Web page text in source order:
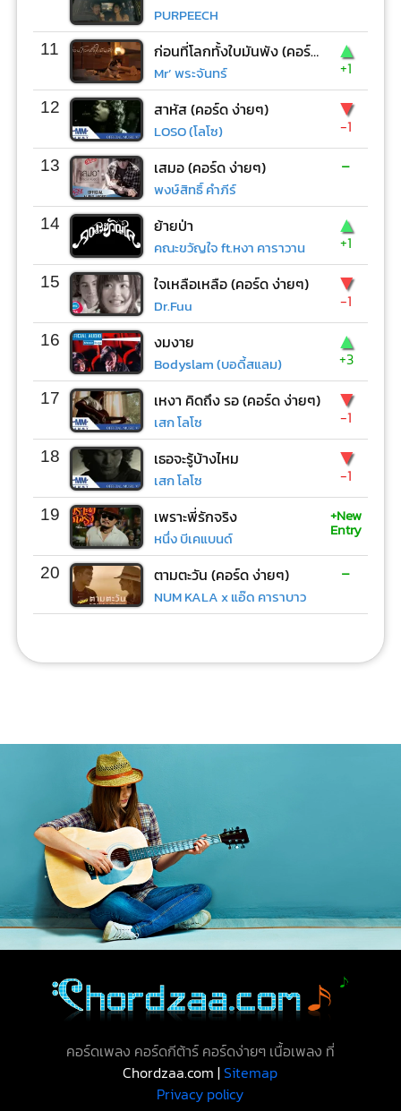
PURPEECH
11 ก่อนที่โลกทั้งใบมันพัง (คอร์ด ง่ายๆ)
Mr’ พระจันทร์
▲
+1
12 สาหัส (คอร์ด ง่ายๆ)
LOSO (โลโซ)
▼
-1
13 เสมอ (คอร์ด ง่ายๆ)
พงษ์สิทธิ์ คำภีร์
-
14 ย้ายป่า
คณะขวัญใจ ft.หงา คาราวาน
▲
+1
15 ใจเหลือเหลือ (คอร์ด ง่ายๆ)
Dr.Fuu
▼
-1
16 งมงาย
Bodyslam (บอดี้สแลม)
▲
+3
17 เหงา คิดถึง รอ (คอร์ด ง่ายๆ)
เสก โลโซ
▼
-1
18 เธอจะรู้บ้างไหม
เสก โลโซ
▼
-1
19 เพราะพี่รักจริง
หนึ่ง บีเคแบนด์
+New
Entry
20 ตามตะวัน (คอร์ด ง่ายๆ)
NUM KALA x แอ๊ด คาราบาว
-
คอร์ดเพลง คอร์ดกีต้าร์ คอร์ดง่ายๆ เนื้อเพลง ที่
Chordzaa.com |Sitemap
Privacy policy